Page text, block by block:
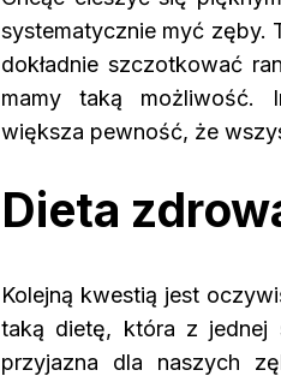
systematycznie myć zęby.
dokładnie szczotkować
mamy taką możliwość.
większa pewność, że
Dieta
Kolejną kwestią jest
taką dietę, która z jednej
przyjazna dla naszych